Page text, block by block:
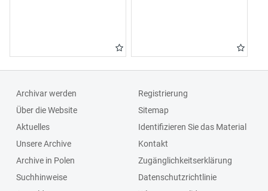
Archivar werden
Über die Website
Aktuelles
Unsere Archive
Archive in Polen
Suchhinweise
Registrierung
Sitemap
Identifizieren Sie das Material
Kontakt
Zugänglichkeitserklärung
Datenschutzrichtlinie